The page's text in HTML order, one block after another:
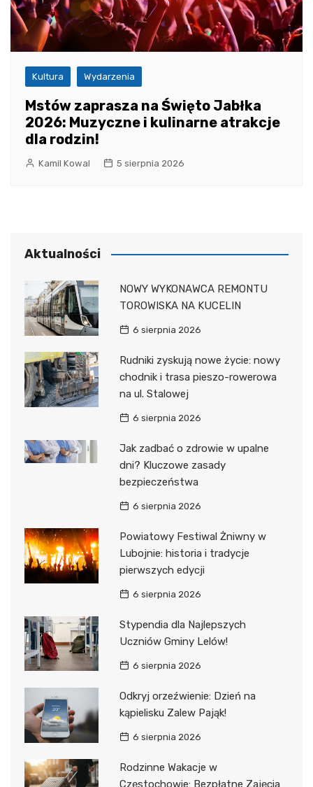
Kultura Wydarzenia
Mstów zaprasza na Święto Jabłka
2026: Muzyczne i kulinarne atrakcje
dla rodzin!
Kamil Kowal 5 sierpnia 2026
Aktualności
NOWY WYKONAWCA REMONTU
TOROWISKA NA KUCELIN
6 sierpnia 2026
Rudniki zyskują nowe życie: nowy
chodnik i trasa pieszo-rowerowa
na ul. Stalowej
6 sierpnia 2026
Jak zadbać o zdrowie w upalne
dni? Kluczowe zasady
bezpieczeństwa
6 sierpnia 2026
Powiatowy Festiwal Żniwny w
Lubojnie: historia i tradycje
pierwszych edycji
6 sierpnia 2026
Stypendia dla Najlepszych
Uczniów Gminy Lelów!
6 sierpnia 2026
Odkryj orzeźwienie: Dzień na
kąpielisku Zalew Pająk!
6 sierpnia 2026
Rodzinne Wakacje w
Częstochowie: Bezpłatne Zajęcia